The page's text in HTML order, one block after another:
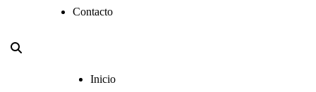
Contacto
Inicio